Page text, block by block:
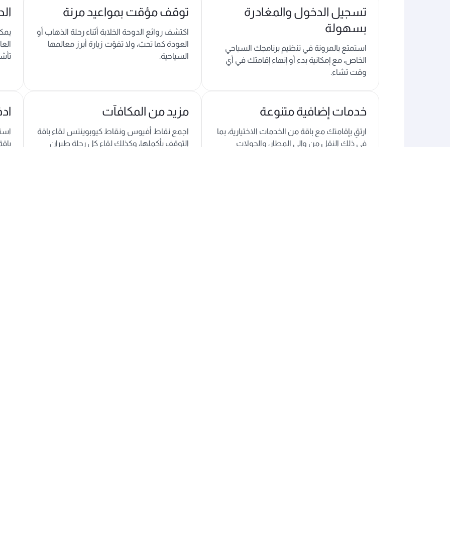
تسجيل الدخول والمغادرة
بسهولة
استمتع بالمرونة في تنظيم برنامجك السياحي
الخاص، مع إمكانية بدء أو إنهاء إقامتك في أي
وقت تشاء.
توقف مؤقت بمواعيد مرنة
اكتشف روائع الدوحة الخلابة أثناء رحلة الذهاب أو
العودة كما تحبّ، ولا تفوّت زيارة أبرز معالمها
السياحية.
خدمات إضافية متنوعة
ارتقِ بإقامتك مع باقة من الخدمات الاختيارية، بما
في ذلك النقل من وإلى المطار، والجولات
مزيد من المكافآت
اجمع نقاط أفيوس ونقاط كيوبوينتس لقاء باقة
التوقف بأكملها، وكذلك لقاء كل رحلة طيران